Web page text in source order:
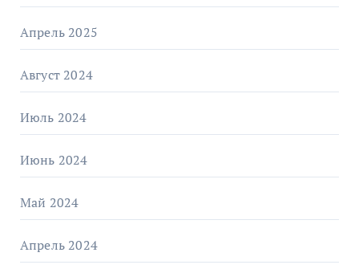
Апрель 2025
Август 2024
Июль 2024
Июнь 2024
Май 2024
Апрель 2024